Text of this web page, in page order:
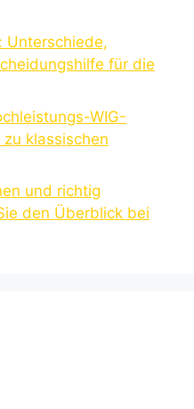
Unterschiede,
für die
WIG-
klassischen
und richtig
den Überblick bei